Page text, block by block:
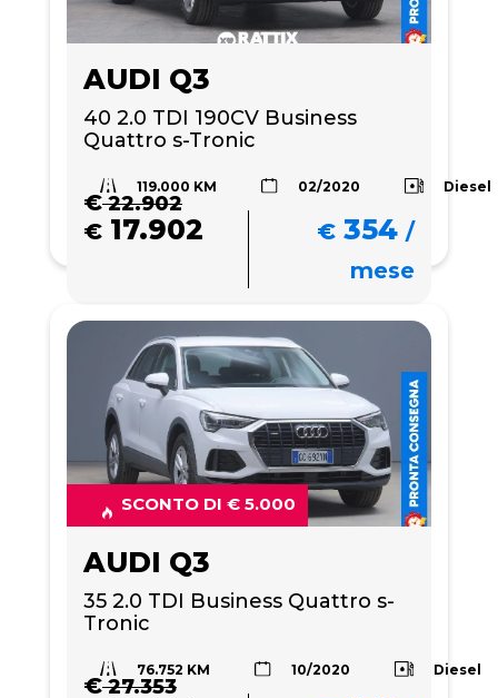
AUDI Q3
40 2.0 TDI 190CV Business
Quattro s-Tronic
119.000 KM 02/2020 Diesel
€22.902
€ 17.902 € 354 /
mese
SCONTO DI € 5.000
AUDI Q3
35 2.0 TDI Business Quattro s-
Tronic
76.752 KM 10/2020 Diesel
€27.353